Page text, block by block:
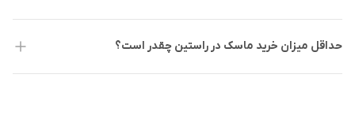
حداقل میزان خرید ماسک در راستین چقدر است؟